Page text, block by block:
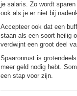
je salaris. Zo wordt
ook als je er niet bij
Accepteer ook dat een
staan als een soort heilig
verdwijnt een groot deel
Spaaronrust is
meer geld nodig hebt.
een stap voor zijn.